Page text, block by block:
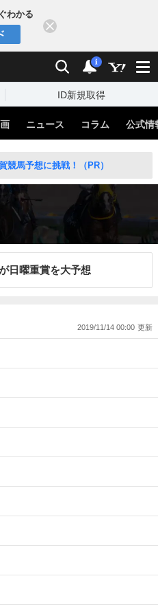
わかる
検索 通知
i
ID新規取得
ニュース コラム 公式情
競馬予想に挑戦！（PR）
日曜重賞を大予想
2019/11/14 00:00